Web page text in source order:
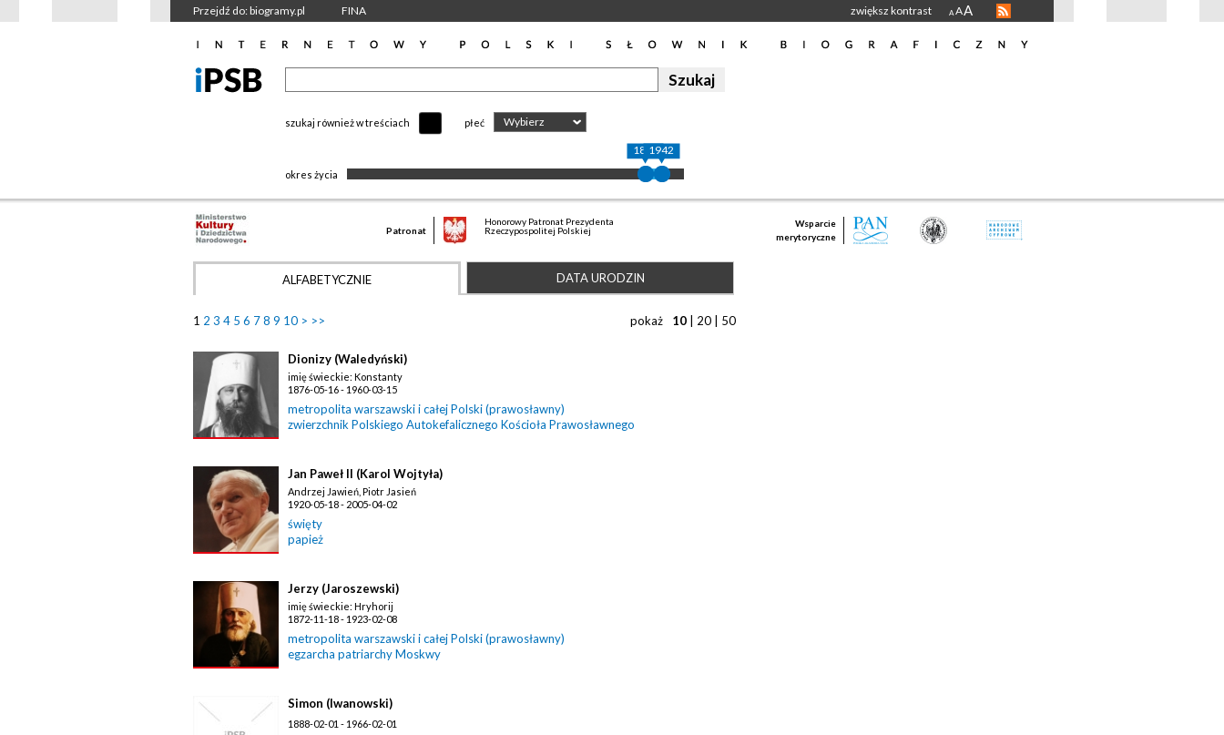
Przejdź do: biogramy.pl FINA zwiększ kontrast A AA
szukaj również w treściach płeć Wybierz
okres życia
18861942
Patronat
Honorowy Patronat Prezydenta
Rzeczypospolitej Polskiej
Wsparcie
merytoryczne
ALFABETYCZNIE DATA URODZIN
1 2 3 4 5 6 78 9 10 > >> pokaż 10 20 50
Dionizy (Waledyński)
imię świeckie: Konstanty
1876-05-16 - 1960-03-15
metropolita warszawski i całej Polski (prawosławny)
zwierzchnik Polskiego Autokefalicznego Kościoła Prawosławnego
Jan Paweł II (Karol Wojtyła)
Andrzej Jawień, Piotr Jasień
1920-05-18 - 2005-04-02
święty
papież
Jerzy (Jaroszewski)
imię świeckie: Hryhorij
1872-11-18 - 1923-02-08
metropolita warszawski i całej Polski (prawosławny)
egzarcha patriarchy Moskwy
Simon (Iwanowski)
1888-02-01 - 1966-02-01